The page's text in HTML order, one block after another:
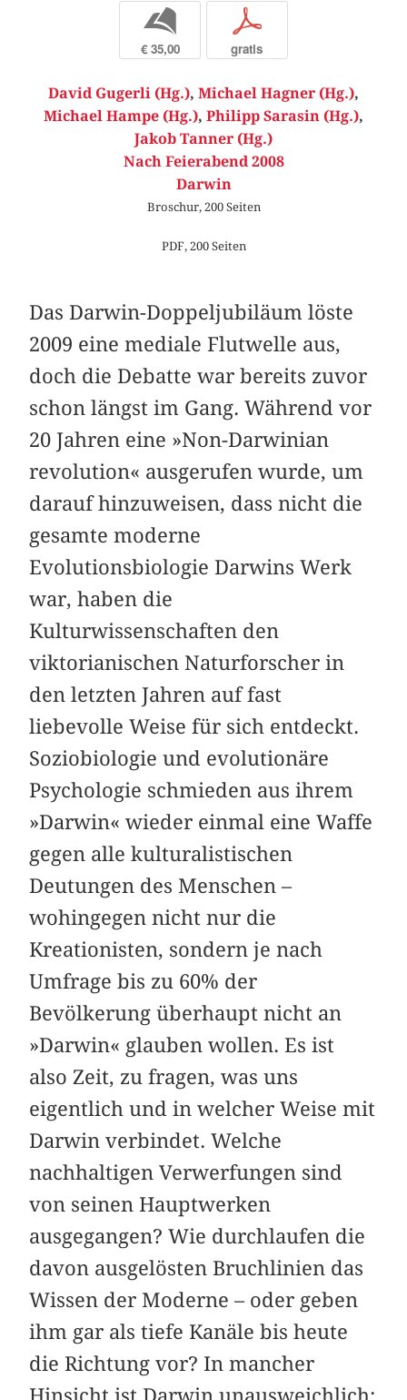
b
€ 35,00
p
gratis
David Gugerli (Hg.), Michael Hagner (Hg.),
Michael Hampe (Hg.), Philipp Sarasin (Hg.),
Jakob Tanner (Hg.)
Nach Feierabend 2008
Darwin
Broschur, 200 Seiten
PDF, 200 Seiten
Das Darwin-Doppeljubiläum löste
2009 eine mediale Flutwelle aus,
doch die Debatte war bereits zuvor
schon längst im Gang. Während vor
20 Jahren eine »Non-Darwinian
revolution« ausgerufen wurde, um
darauf hinzuweisen, dass nicht die
gesamte moderne
Evolutionsbiologie Darwins Werk
war, haben die
Kulturwissenschaften den
viktorianischen Naturforscher in
den letzten Jahren auf fast
liebevolle Weise für sich entdeckt.
Soziobiologie und evolutionäre
Psychologie schmieden aus ihrem
»Darwin« wieder einmal eine Waffe
gegen alle kulturalistischen
Deutungen des Menschen –
wohingegen nicht nur die
Kreationisten, sondern je nach
Umfrage bis zu 60% der
Bevölkerung überhaupt nicht an
»Darwin« glauben wollen. Es ist
also Zeit, zu fragen, was uns
eigentlich und in welcher Weise mit
Darwin verbindet. Welche
nachhaltigen Verwerfungen sind
von seinen Hauptwerken
ausgegangen? Wie durchlaufen die
davon ausgelösten Bruchlinien das
Wissen der Moderne – oder geben
ihm gar als tiefe Kanäle bis heute
die Richtung vor? In mancher